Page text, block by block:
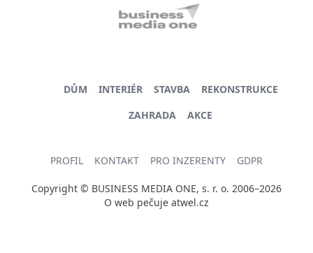
DŮM INTERIÉR STAVBA
REKONSTRUKCE
ZAHRADA
AKCE
PROFIL KONTAKT PRO INZERENTY GDPR
Copyright © BUSINESS MEDIA ONE, s. r. o. 2006–2026